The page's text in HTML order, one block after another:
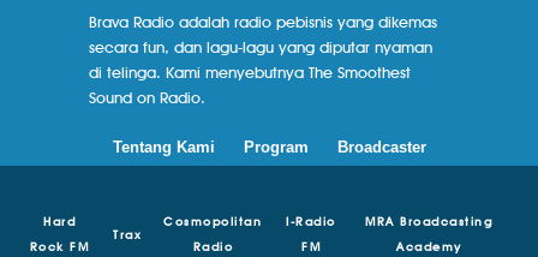
Brava Radio adalah radio pebisnis yang dikemas
secara fun, dan lagu-lagu yang diputar nyaman
di telinga. Kami menyebutnya The Smoothest
Sound on Radio.
Tentang Kami Program Broadcaster
Hard
Rock FM
Trax
Cosmopolitan
Radio
I-Radio
FM
MRA Broadcasting
Academy